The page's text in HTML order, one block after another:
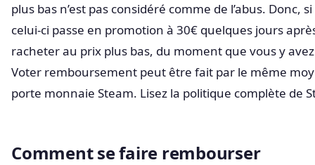
plus bas n’est pas considéré comme de l’abus. Donc,
celui-ci passe en promotion à 30€ quelques jours
racheter au prix plus bas, du moment que vous y
Voter remboursement peut être fait par le même
porte monnaie Steam. Lisez la politique complète de
Comment se faire rembourser